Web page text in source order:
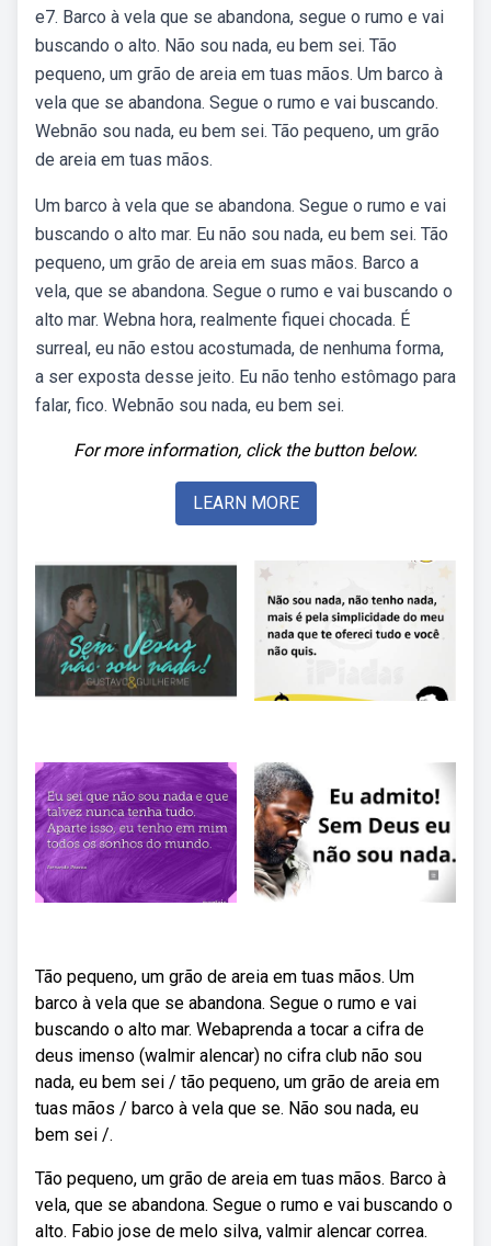
e7. Barco à vela que se abandona, segue o rumo e vai
buscando o alto. Não sou nada, eu bem sei. Tão
pequeno, um grão de areia em tuas mãos. Um barco à
vela que se abandona. Segue o rumo e vai buscando.
Webnão sou nada, eu bem sei. Tão pequeno, um grão
de areia em tuas mãos.
Um barco à vela que se abandona. Segue o rumo e vai
buscando o alto mar. Eu não sou nada, eu bem sei. Tão
pequeno, um grão de areia em suas mãos. Barco a
vela, que se abandona. Segue o rumo e vai buscando o
alto mar. Webna hora, realmente fiquei chocada. É
surreal, eu não estou acostumada, de nenhuma forma,
a ser exposta desse jeito. Eu não tenho estômago para
falar, fico. Webnão sou nada, eu bem sei.
For more information, click the button below.
LEARN MORE
Tão pequeno, um grão de areia em tuas mãos. Um
barco à vela que se abandona. Segue o rumo e vai
buscando o alto mar. Webaprenda a tocar a cifra de
deus imenso (walmir alencar) no cifra club não sou
nada, eu bem sei / tão pequeno, um grão de areia em
tuas mãos / barco à vela que se. Não sou nada, eu
bem sei /.
Tão pequeno, um grão de areia em tuas mãos. Barco à
vela, que se abandona. Segue o rumo e vai buscando o
alto. Fabio jose de melo silva, valmir alencar correa.